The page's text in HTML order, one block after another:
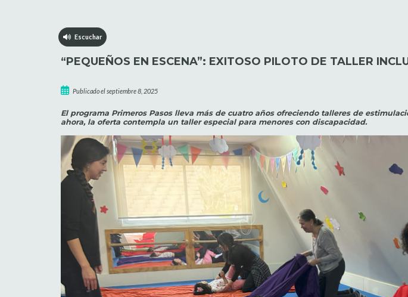
Escuchar
“PEQUEÑOS EN ESCENA”: EXITOSO PILOTO DE TALLER
Publicado el septiembre 8, 2025
El programa Primeros Pasos lleva más de cuatro años ofreciendo talleres de
ahora, la oferta contempla un taller especial para menores con discapacidad.